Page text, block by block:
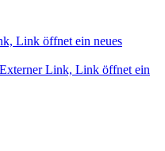
Link öffnet ein neues
Link, Link öffnet ein